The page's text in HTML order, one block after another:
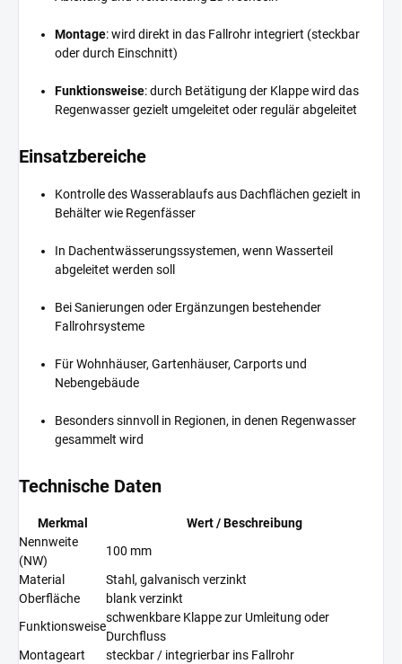
Montage: wird direkt in das Fallrohr integriert (steckbar
oder durch Einschnitt)
Funktionsweise: durch Betätigung der Klappe wird das
Regenwasser gezielt umgeleitet oder regulär abgeleitet
Einsatzbereiche
Kontrolle des Wasserablaufs aus Dachflächen gezielt in
Behälter wie Regenfässer
In Dachentwässerungssystemen, wenn Wasserteil
abgeleitet werden soll
Bei Sanierungen oder Ergänzungen bestehender
Fallrohrsysteme
Für Wohnhäuser, Gartenhäuser, Carports und
Nebengebäude
Besonders sinnvoll in Regionen, in denen Regenwasser
gesammelt wird
Technische Daten
Merkmal
Wert / Beschreibung
Nennweite
(NW)
100 mm
Material
Stahl, galvanisch verzinkt
Oberfläche
blank verzinkt
Funktionsweise
schwenkbare Klappe zur Umleitung oder
Durchfluss
Montageart
steckbar / integrierbar ins Fallrohr